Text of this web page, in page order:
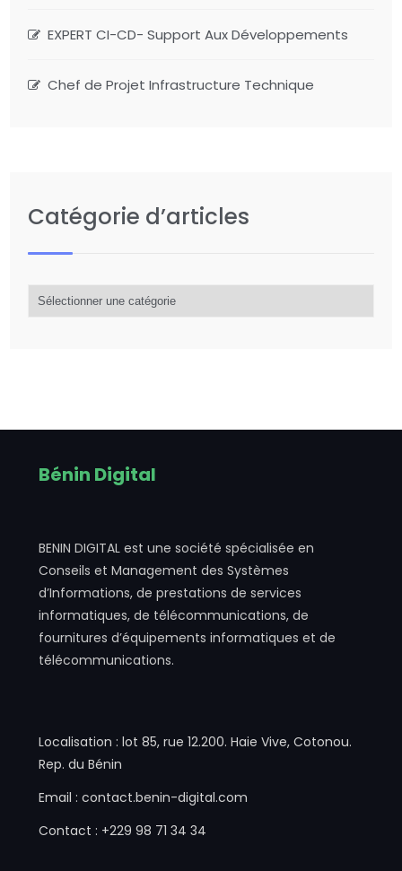
EXPERT CI-CD- Support Aux Développements
Chef de Projet Infrastructure Technique
Catégorie d’articles
d’articles
Bénin Digital
BENIN DIGITAL est une société spécialisée en
Conseils et Management des Systèmes
d’Informations, de prestations de services
informatiques, de télécommunications, de
fournitures d’équipements informatiques et de
télécommunications.
Localisation : lot 85, rue 12.200. Haie Vive, Cotonou.
Rep. du Bénin
Email : contact.benin-digital.com
Contact : +229 98 71 34 34